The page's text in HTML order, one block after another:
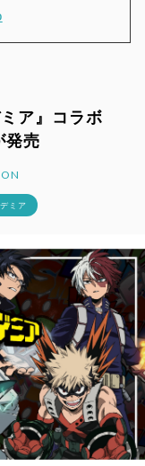
ミア』コラボ
発売
ミア